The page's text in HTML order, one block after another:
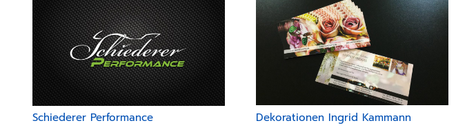
Schiederer Performance Dekorationen Ingrid Kammann